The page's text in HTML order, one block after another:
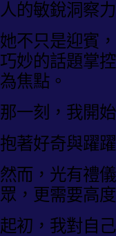
人的敏銳洞察
她不只是迎賓
巧妙的話題掌
為焦點。
那一刻，我開
抱著好奇與躍
然而，光有禮
眾，更需要高
起初，我對自